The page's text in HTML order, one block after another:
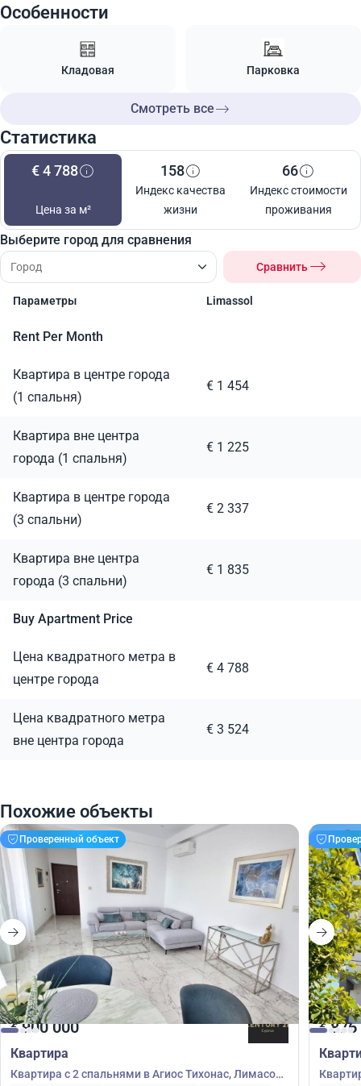
Особенности
Кладовая Парковка
Смотреть все
Статистика
€ 4 788
Цена за м²
158
Индекс качества
жизни
66
Индекс стоимости
проживания
Выберите город для сравнения
Сравнить
Параметры Limassol
Rent Per Month
Квартира в центре города
(1 спальня)
€ 1 454
Квартира вне центра
города (1 спальня)
€ 1 225
Квартира в центре города
(3 спальни)
€ 2 337
Квартира вне центра
города (3 спальни)
€ 1 835
Buy Apartment Price
Цена квадратного метра в
центре города
€ 4 788
Цена квадратного метра
вне центра города
€ 3 524
Похожие объекты
Проверенный объект
€900 000
Квартира
Квартира с 2 спальнями в Агиос Тихонас, Лимасол,
€876